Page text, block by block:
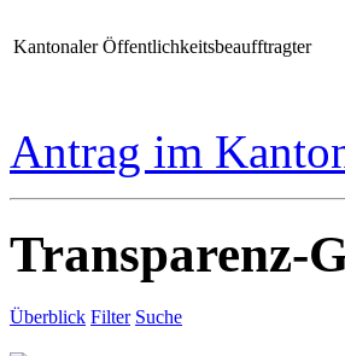
Kantonaler Öffentlichkeitsbeaufftragter
Antrag im
Transparenz-
Überblick Filter Suche